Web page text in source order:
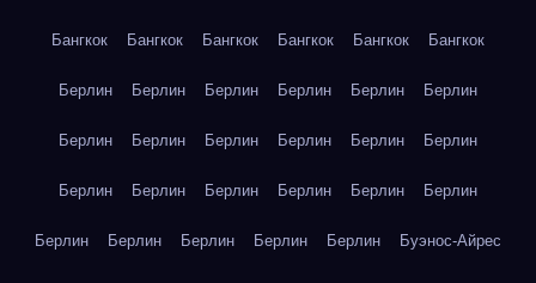
Бангкок Бангкок Бангкок Бангкок Бангкок Бангкок
Берлин Берлин Берлин Берлин Берлин Берлин
Берлин Берлин Берлин Берлин Берлин Берлин
Берлин Берлин Берлин Берлин Берлин Берлин
Берлин Берлин Берлин Берлин Берлин Буэнос-Айрес